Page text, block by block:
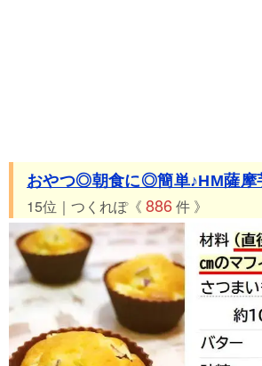
おやつ◎朝食に◎簡単♪HM薩摩
15位｜つくれぽ《 886件 》